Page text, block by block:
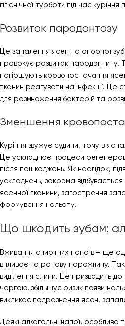
гігієнічної турботи під час
Розвиток пародонтозу
Це запалення ясен та опорної
провокує розвиток пародонтиту.
погіршують кровопостачання
тканин реагувати на інфекції. Це
для розмноження бактерій та
Зменшення
Куріння звужує судини, тому в
Це ускладнює процеси
після пошкоджень. Як наслідок,
ускладнень, зокрема
ясенної тканини, загострення
формування нальоту.
Що шкодить зубам:
Вживання спиртних напоїв – ще
впливає на ротову порожнину.
виділення слини. Це призводить
чергою, збільшує ризик появи
викликає подразнення ясен,
Деякі алкогольні напої, особливо